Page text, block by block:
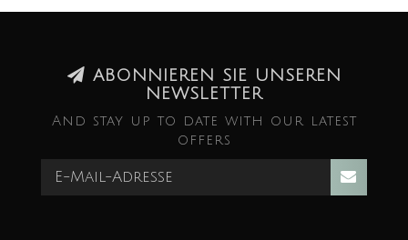
ABONNIEREN SIE UNSEREN
NEWSLETTER
And stay up to date with our latest
offers